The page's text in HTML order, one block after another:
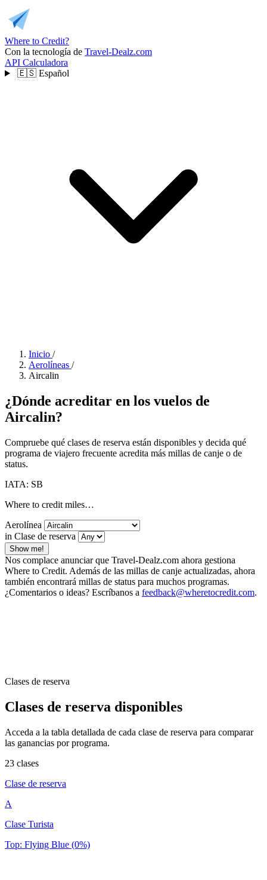
Where to Credit?
Con la tecnología de Travel-Dealz.com
API Calculadora
🇪🇸 Español
Inicio /
Aerolíneas /
Aircalin
¿Dónde acreditar en los vuelos de
Aircalin?
Compruebe qué clases de reserva están disponibles y decida qué
programa de viajero frecuente acredita más millas de canje o de
status.
IATA: SB
Where to credit miles…
Aerolínea
in Clase de reserva
Show me!
Nos complace anunciar que Travel-Dealz.com ahora gestiona
Where to Credit. Además de las millas de canje actualizadas, ahora
también encontrará millas de status para muchos programas.
¿Comentarios o ideas? Escríbanos a feedback@wheretocredit.com.
Clases de reserva
Clases de reserva disponibles
Acceda a la tabla detallada de cada clase de reserva para comparar
las ganancias por programa.
23 clases
Clase de reserva
A
Clase Turista
Top: Flying Blue (0%)